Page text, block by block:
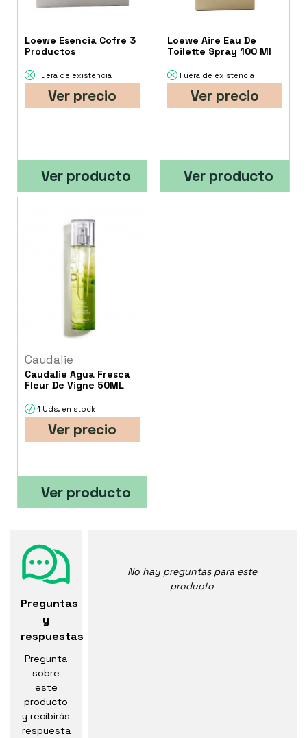
Loewe Esencia Cofre 3
Productos
Fuera de existencia
Ver precio
Ver producto
Loewe Aire Eau De
Toilette Spray 100 Ml
Fuera de existencia
Ver precio
Ver producto
Caudalie
Caudalie Agua Fresca
Fleur De Vigne 50ML
1 Uds. en stock
Ver precio
Ver producto
Preguntas
y
respuestas
Pregunta
sobre
este
producto
y recibirás
respuesta
No hay preguntas para este
producto